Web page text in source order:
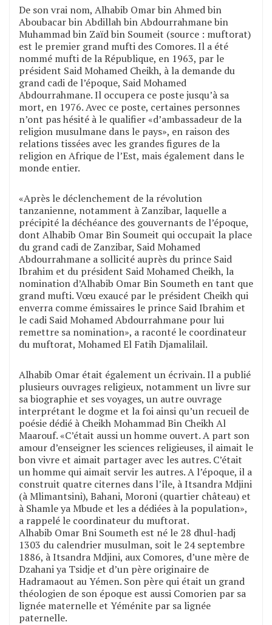
De son vrai nom, Alhabib Omar bin Ahmed bin
Aboubacar bin Abdillah bin Abdourrahmane bin
Muhammad bin Zaïd bin Soumeit (source : muftorat)
est le premier grand mufti des Comores. Il a été
nommé mufti de la République, en 1963, par le
président Said Mohamed Cheikh, à la demande du
grand cadi de l’époque, Said Mohamed
Abdourrahmane. Il occupera ce poste jusqu’à sa
mort, en 1976. Avec ce poste, certaines personnes
n’ont pas hésité à le qualifier «d’ambassadeur de la
religion musulmane dans le pays», en raison des
relations tissées avec les grandes figures de la
religion en Afrique de l’Est, mais également dans le
monde entier.
«Après le déclenchement de la révolution
tanzanienne, notamment à Zanzibar, laquelle a
précipité la déchéance des gouvernants de l’époque,
dont Alhabib Omar Bin Soumeit qui occupait la place
du grand cadi de Zanzibar, Said Mohamed
Abdourrahmane a sollicité auprès du prince Said
Ibrahim et du président Said Mohamed Cheikh, la
nomination d’Alhabib Omar Bin Soumeth en tant que
grand mufti. Vœu exaucé par le président Cheikh qui
enverra comme émissaires le prince Said Ibrahim et
le cadi Said Mohamed Abdourrahmane pour lui
remettre sa nomination», a raconté le coordinateur
du muftorat, Mohamed El Fatih Djamalilail.
Alhabib Omar était également un écrivain. Il a publié
plusieurs ouvrages religieux, notamment un livre sur
sa biographie et ses voyages, un autre ouvrage
interprétant le dogme et la foi ainsi qu’un recueil de
poésie dédié à Cheikh Mohammad Bin Cheikh Al
Maarouf. «C’était aussi un homme ouvert. A part son
amour d’enseigner les sciences religieuses, il aimait le
bon vivre et aimait partager avec les autres. C’était
un homme qui aimait servir les autres. A l’époque, il a
construit quatre citernes dans l’île, à Itsandra Mdjini
(à Mlimantsini), Bahani, Moroni (quartier château) et
à Shamle ya Mbude et les a dédiées à la population»,
a rappelé le coordinateur du muftorat.
Alhabib Omar Bni Soumeth est né le 28 dhul-hadj
1303 du calendrier musulman, soit le 24 septembre
1886, à Itsandra Mdjini, aux Comores, d’une mère de
Dzahani ya Tsidje et d’un père originaire de
Hadramaout au Yémen. Son père qui était un grand
théologien de son époque est aussi Comorien par sa
lignée maternelle et Yéménite par sa lignée
paternelle.